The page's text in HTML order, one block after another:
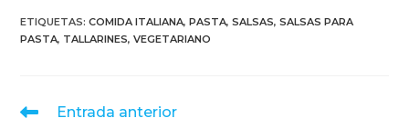
ETIQUETAS:COMIDA ITALIANA, PASTA, SALSAS, SALSAS PARA
PASTA, TALLARINES, VEGETARIANO
Leer
Entrada anterior